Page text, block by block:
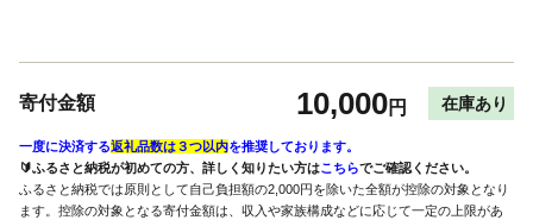
寄付金額 10,000円 在庫あり
一度に決済する返礼品数は３つ以内を推奨しております。
🔰ふるさと納税が初めての方、詳しく知りたい方はこちらでご確認ください。
ふるさと納税では原則として自己負担額の2,000円を除いた全額が控除の対象となり
ます。控除の対象となる寄付金額は、収入や家族構成などに応じて一定の上限があ